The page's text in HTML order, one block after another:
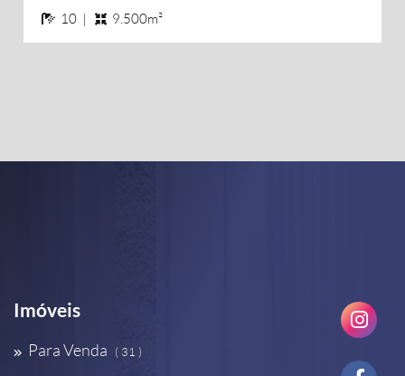
10 banheiros
10 | 9.500m²
Imóveis
Para Venda ( 31 )